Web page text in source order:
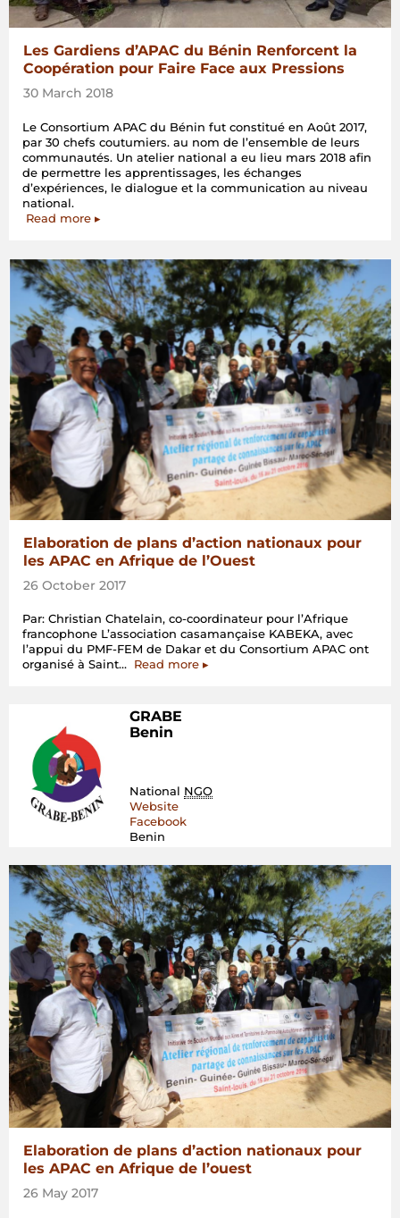
Les Gardiens d’APAC du Bénin Renforcent la
Coopération pour Faire Face aux Pressions
30 March 2018
Le Consortium APAC du Bénin fut constitué en Août 2017,
par 30 chefs coutumiers. au nom de l’ensemble de leurs
communautés. Un atelier national a eu lieu mars 2018 afin
de permettre les apprentissages, les échanges
d’expériences, le dialogue et la communication au niveau
national.
Read more ▸
Elaboration de plans d’action nationaux pour
les APAC en Afrique de l’Ouest
26 October 2017
Par: Christian Chatelain, co-coordinateur pour l’Afrique
francophone L’association casamançaise KABEKA, avec
l’appui du PMF-FEM de Dakar et du Consortium APAC ont
organisé à Saint… Read more“Elaboration
en
Afrique
▸
GRABE
Benin
National NGO
Website
Facebook
Benin
Elaboration de plans d’action nationaux pour
les APAC en Afrique de l’ouest
26 May 2017